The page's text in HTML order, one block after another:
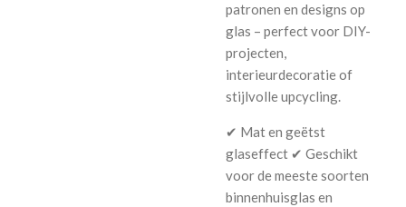
patronen en designs op
glas – perfect voor DIY-
projecten,
interieurdecoratie of
stijlvolle upcycling.
✔ Mat en geëtst
glaseffect ✔ Geschikt
voor de meeste soorten
binnenhuisglas en